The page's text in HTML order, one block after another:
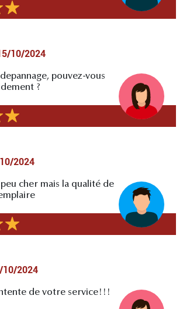
10/2024
depannage, pouvez-vous
?
2024
cher mais la qualité de
10/2024
de votre service!!!